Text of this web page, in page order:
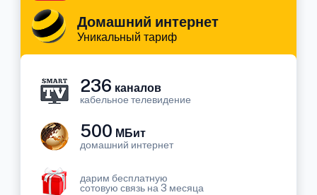
Домашний интернет
Уникальный тариф
236 каналов
кабельное телевидение
500 МБит
домашний интернет
дарим бесплатную
сотовую связь на 3 месяца